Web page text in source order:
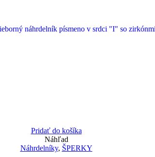
Pridať do košíka
Náhľad
Náhrdelníky, ŠPERKY